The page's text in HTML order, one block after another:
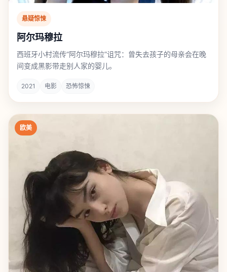
悬疑惊悚
阿尔玛穆拉
西班牙小村流传“阿尔玛穆拉”诅咒：曾失去孩子的母亲会在晚
间变成黑影带走别人家的婴儿。
2021 电影 恐怖惊悚
欧美